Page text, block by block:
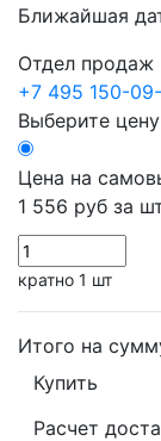
Ближайшая
Отдел продаж
+7 495 150-
Выберите
Цена на
1 556 руб за
кратно 1 шт
Итого на
Купить
Расчет